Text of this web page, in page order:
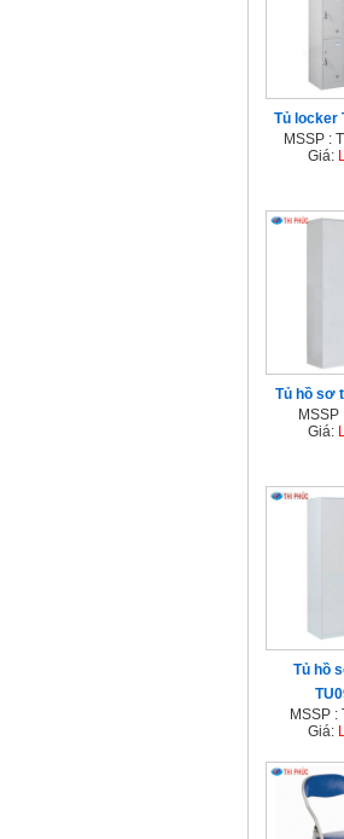
Tủ locker
MSSP :
Giá:
Tủ hồ sơ
MSSP
Giá:
Tủ hồ
MSSP :
Giá: